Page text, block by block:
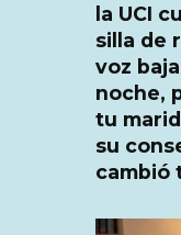
la UCI
silla de
voz
noche,
tu
su
cambió